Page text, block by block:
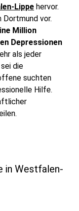
Lippe hervor.
Dortmund vor.
Million
Depressionen
als jeder
die
suchten
Hilfe.
in Westfalen-